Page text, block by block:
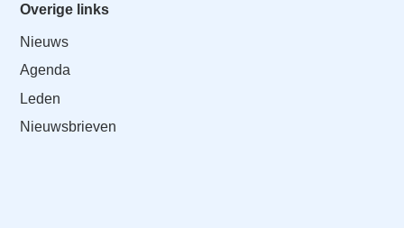
Overige links
Nieuws
Agenda
Leden
Nieuwsbrieven